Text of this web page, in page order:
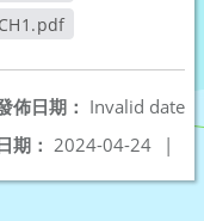
佈日期： Invalid date
期： 2024-04-24 |